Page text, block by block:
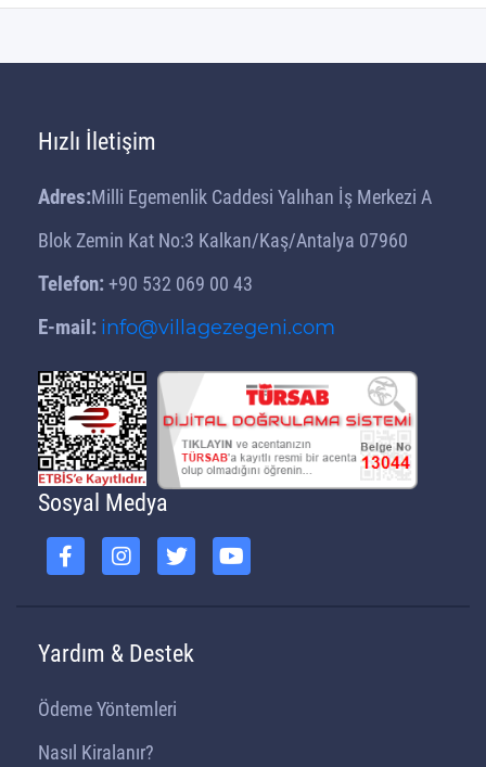
Hızlı İletişim
Adres:Milli Egemenlik Caddesi Yalıhan İş Merkezi A
Blok Zemin Kat No:3 Kalkan/Kaş/Antalya 07960
Telefon: +90 532 069 00 43
E-mail: info@villagezegeni.com
Sosyal Medya
Yardım & Destek
Ödeme Yöntemleri
Nasıl Kiralanır?